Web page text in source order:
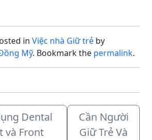
in Việc nhà Giữ trẻ by
Mỹ. Bookmark the permalink.
Dental
và Front
Cần Người
Giữ Trẻ Và